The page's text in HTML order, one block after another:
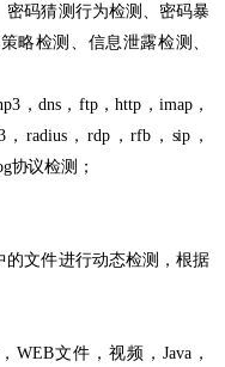
码猜测行为检测、密码暴
略检测、信息泄露检测、
，dns，ftp，http，imap，
radius，rdp，rfb，sip，
协议检测；
文件进行动态检测，根据
文件，视频，Java，